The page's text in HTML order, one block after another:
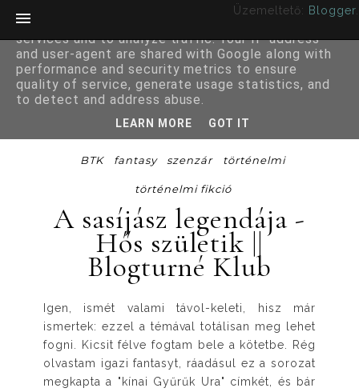
Üzemeltető: Blogger
BTK fantasy szenzár történelmi
történelmi fikció
A sasíjász legendája -
Hős születik ||
Blogturné Klub
Igen, ismét valami távol-keleti, hisz már
ismertek: ezzel a témával totálisan meg lehet
fogni. Kicsit félve fogtam bele a kötetbe. Rég
olvastam igazi fantasyt, ráadásul ez a sorozat
megkapta a "kínai Gyűrűk Ura" címkét, és bár
This site uses cookies from Google to deliver its
services and to analyze traffic. Your IP address
and user-agent are shared with Google along with
performance and security metrics to ensure
quality of service, generate usage statistics, and
to detect and address abuse.
LEARN MORE GOT IT